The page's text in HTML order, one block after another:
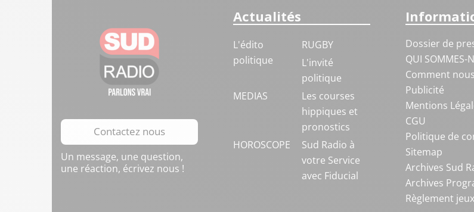
Contactez nous
Un message, une question,
une réaction, écrivez nous !
Actualités
L'édito
politique
RUGBY
L'invité
politique
MEDIAS
Les courses
hippiques et
pronostics
HOROSCOPE
Sud Radio à
votre Service
avec Fiducial
Dossier de
QUI SOMMES-
Comment
Publicité
Mentions
CGU
Politique de
Sitemap
Archives Sud
Archives
Règlement jeux